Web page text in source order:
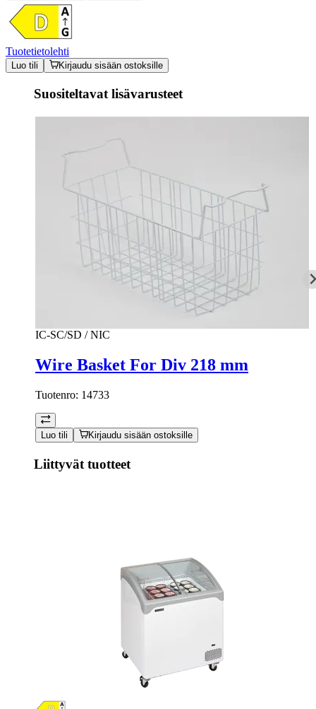
Tuotetietolehti
Luo tili Kirjaudu sisään ostoksille
Suositeltavat lisävarusteet
IC-SC/SD / NIC
Wire Basket For Div 218 mm
Tuotenro: 14733
Luo tili Kirjaudu sisään ostoksille
Liittyvät tuotteet